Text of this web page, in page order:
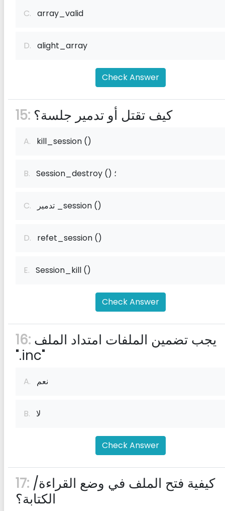
C. array_valid
D. alight_array
Check Answer
15: كيف تقتل أو تدمير جلسة؟
A. kill_session ()
B. Session_destroy () ؛
C. تدمير _session ()
D. refet_session ()
E. Session_kill ()
Check Answer
16:
".inc"
A. نعم
B. لا
Check Answer
17:
الكتابة؟